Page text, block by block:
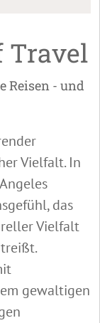
Travel
Reisen - und
Vielfalt. In
das
Vielfalt
gewaltigen